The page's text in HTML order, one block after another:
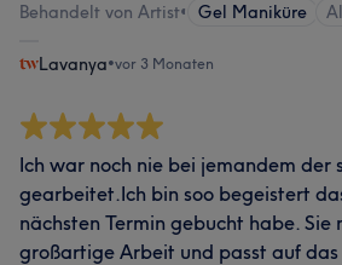
Behandelt von Artist• Gel Maniküre
Lavanya•vor 3 Monaten
Ich war noch nie bei jemandem der
gearbeitet.Ich bin soo begeistert
nächsten Termin gebucht habe. Sie
großartige Arbeit und passt auf